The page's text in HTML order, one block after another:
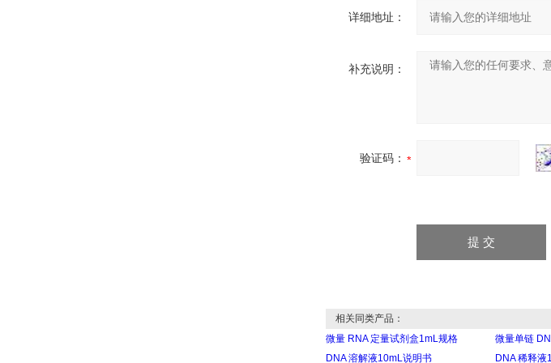
详细地址：
补充说明：
验证码：
相关同类产品：
微量 RNA 定量试剂盒1mL规格
微量单链
DNA 溶解液10mL说明书
DNA 稀释液